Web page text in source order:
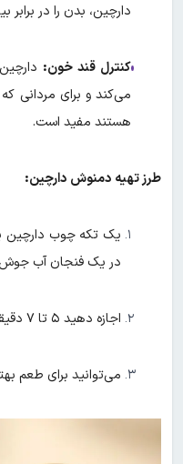
دارچین، بدن را در
کنترل قند خون:
می‌کند و برای مردانی
هستند مفید است.
طرز تهیه دمنوش دارچین:
یک تکه چوب دارچین
در یک فنجان آب جوش
اجازه دهید ۵ تا ۷ دقیقه دم بکشد.
می‌توانید برای طعم